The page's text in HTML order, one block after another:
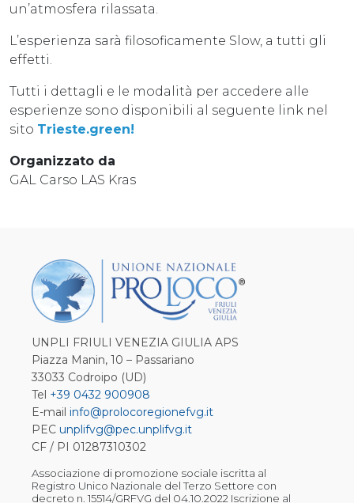
un’atmosfera rilassata.
L’esperienza sarà filosoficamente Slow, a tutti gli
effetti.
Tutti i dettagli e le modalità per accedere alle
esperienze sono disponibili al seguente link nel
sito Trieste.green!
Organizzato da
GAL Carso LAS Kras
UNPLI FRIULI VENEZIA GIULIA APS
Piazza Manin, 10 – Passariano
33033 Codroipo (UD)
Tel +39 0432 900908
E-mail info@prolocoregionefvg.it
PEC unplifvg@pec.unplifvg.it
CF / PI 01287310302
Associazione di promozione sociale iscritta al
Registro Unico Nazionale del Terzo Settore con
decreto n. 15514/GRFVG del 04.10.2022 Iscrizione al